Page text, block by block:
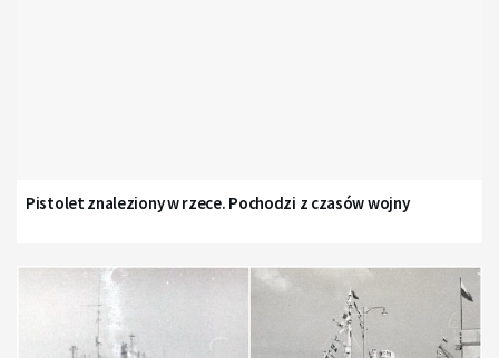
Pistolet znaleziony w rzece. Pochodzi z czasów wojny